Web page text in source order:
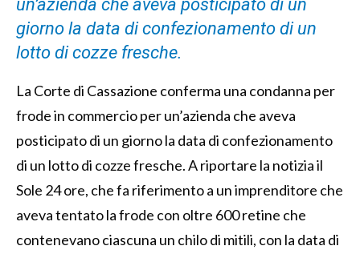
un’azienda che aveva posticipato di un
giorno la data di confezionamento di un
lotto di cozze fresche.
La Corte di Cassazione conferma una condanna per
frode in commercio per un’azienda che aveva
posticipato di un giorno la data di confezionamento
di un lotto di cozze fresche. A riportare la notizia il
Sole 24 ore, che fa riferimento a un imprenditore che
aveva tentato la frode con oltre 600 retine che
contenevano ciascuna un chilo di mitili, con la data di